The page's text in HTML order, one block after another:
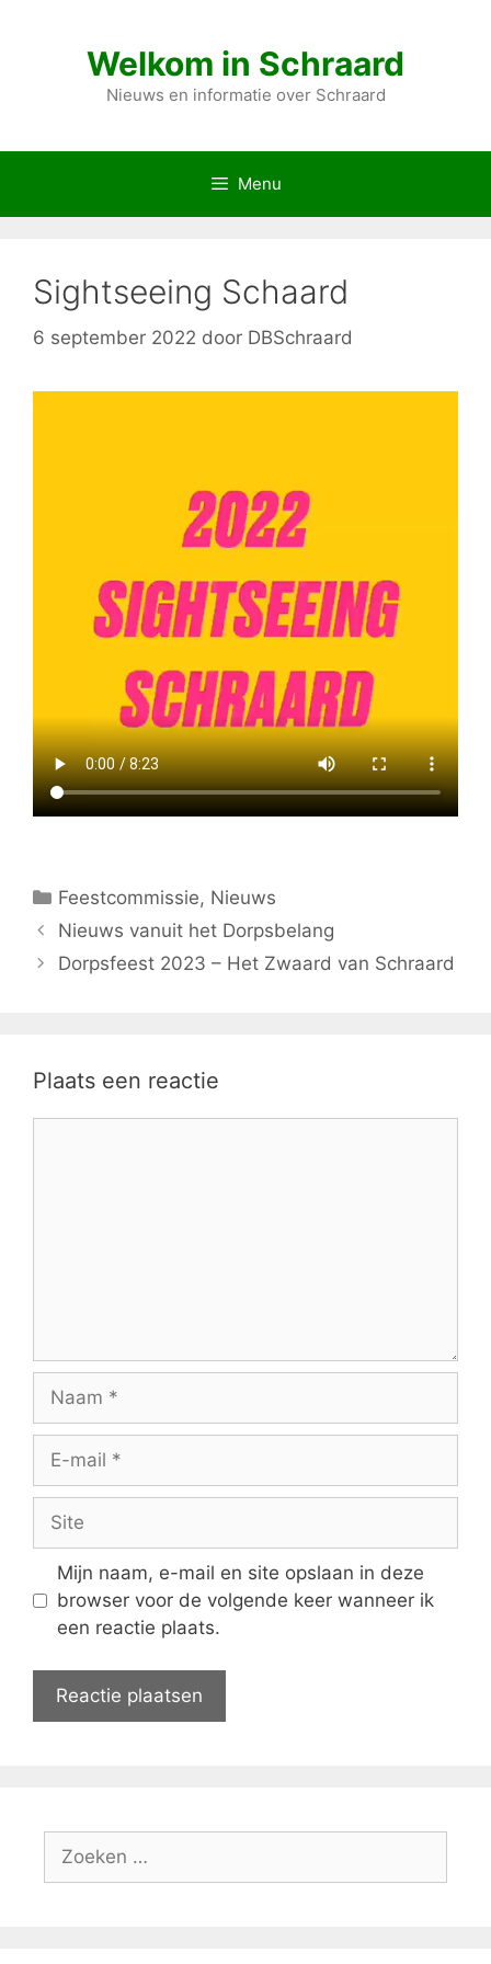
Welkom in Schraard
Nieuws en informatie over Schraard
Menu
Sightseeing Schaard
6 september 2022 door DBSchraard
Categorieën
Feestcommissie, Nieuws
Nieuws vanuit het Dorpsbelang
Dorpsfeest 2023 – Het Zwaard van Schraard
Plaats een reactie
Naam
Site
Mijn naam, e-mail en site opslaan in deze
browser voor de volgende keer wanneer ik
een reactie plaats.
naar: